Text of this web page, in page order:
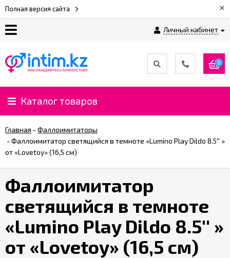
Полная версия сайта ×
Личный кабинет
нас
Доставка
и
⚡
Рассрочка
%
CashBack
%
Партнерам
0
Каталог товаров
Главная -Фаллоимитаторы
-Фаллоимитатор светящийся в темноте «Lumino Play Dildo 8.5'' »
от «Lovetoy» (16,5 см)
Фаллоимитатор
светящийся в темноте
«Lumino Play Dildo 8.5'' »
от «Lovetoy» (16,5 см)